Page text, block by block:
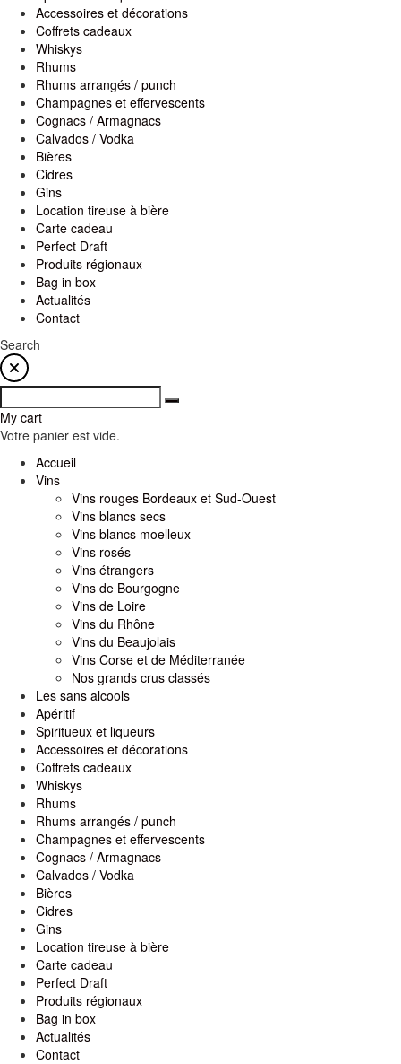
Accessoires et décorations
Coffrets cadeaux
Whiskys
Rhums
Rhums arrangés / punch
Champagnes et effervescents
Cognacs / Armagnacs
Calvados / Vodka
Bières
Cidres
Gins
Location tireuse à bière
Carte cadeau
Perfect Draft
Produits régionaux
Bag in box
Actualités
Contact
Search
My cart
Votre panier est vide.
Accueil
Vins
Vins rouges Bordeaux et Sud-Ouest
Vins blancs secs
Vins blancs moelleux
Vins rosés
Vins étrangers
Vins de Bourgogne
Vins de Loire
Vins du Rhône
Vins du Beaujolais
Vins Corse et de Méditerranée
Nos grands crus classés
Les sans alcools
Apéritif
Spiritueux et liqueurs
Accessoires et décorations
Coffrets cadeaux
Whiskys
Rhums
Rhums arrangés / punch
Champagnes et effervescents
Cognacs / Armagnacs
Calvados / Vodka
Bières
Cidres
Gins
Location tireuse à bière
Carte cadeau
Perfect Draft
Produits régionaux
Bag in box
Actualités
Contact